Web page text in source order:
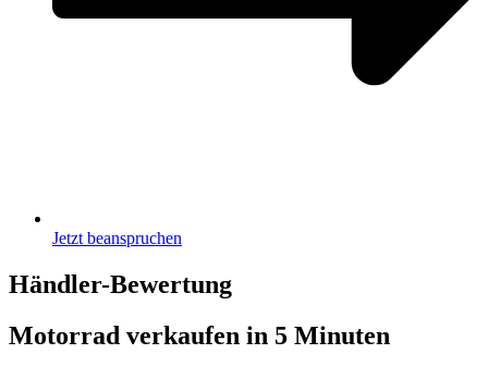
Jetzt beanspruchen
Händler-Bewertung
Motorrad verkaufen in 5 Minuten